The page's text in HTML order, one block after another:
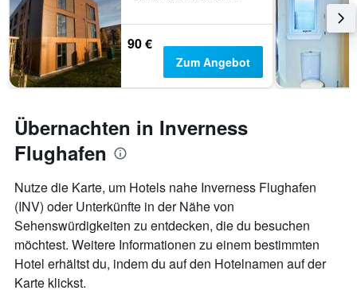
90 €
Zum Angebot
Übernachten in Inverness
Flughafen
Nutze die Karte, um Hotels nahe Inverness Flughafen
(INV) oder Unterkünfte in der Nähe von
Sehenswürdigkeiten zu entdecken, die du besuchen
möchtest. Weitere Informationen zu einem bestimmten
Hotel erhältst du, indem du auf den Hotelnamen auf der
Karte klickst.